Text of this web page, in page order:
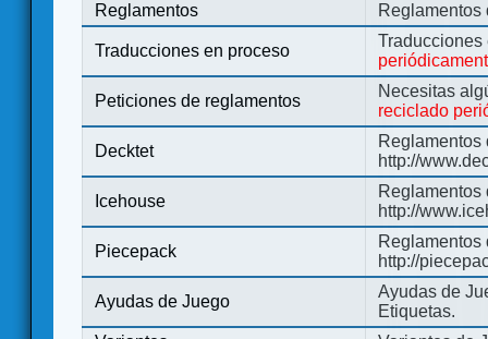
Reglamentos
Reglamentos
Traducciones en proceso
Peticiones de reglamentos
Necesitas
reciclado
Decktet
Reglamentos
http://
Icehouse
Reglamentos
http://
Piecepack
Reglamentos
http://
Ayudas de Juego
Ayudas de
Etiquetas.